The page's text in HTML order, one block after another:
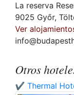
La reserva
9025 Győr,
Ver
Otros
✔️ Thermal